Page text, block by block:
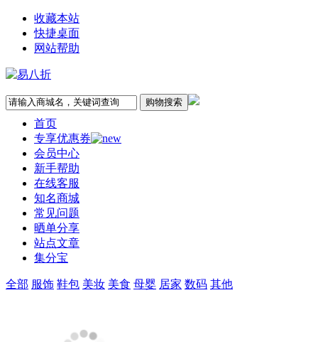
收藏本站
快捷桌面
网站帮助
首页
专享优惠券
会员中心
新手帮助
在线客服
知名商城
常见问题
晒单分享
站点文章
集分宝
全部 服饰 鞋包 美妆 美食 母婴 居家 数码 其他